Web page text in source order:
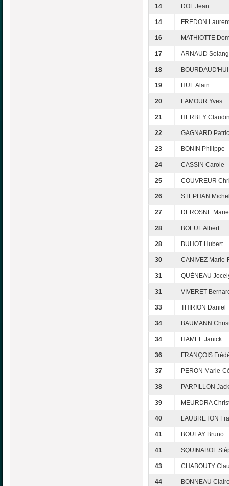
14 DOL Jean
14 FREDON
16 MATHIOTTE
17 ARNAUD
18
19 HUE Alain
20 LAMOUR Yves
21 HERBEY
22 GAGNARD
23 BONIN Philippe
24 CASSIN Carole
25 COUVREUR
26 STEPHAN
27 DEROSNE
28 BOEUF Albert
28 BUHOT Hubert
30 CANIVEZ Marie-
31 QUÉNEAU
31 VIVERET
33 THIRION Daniel
34 BAUMANN
34 HAMEL Janick
36 FRANÇOIS
37 PERON Marie-
38 PARPILLON
39 MEURDRA
40 LAUBRETON
41 BOULAY Bruno
41 SQUINABOL
43 CHABOUTY
44 BONNEAU